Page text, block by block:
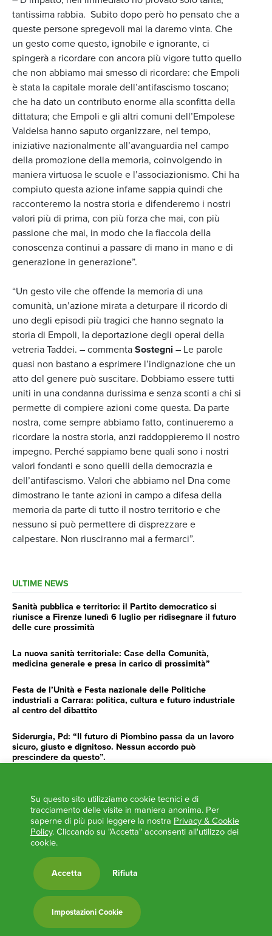
tantissima rabbia. Subito dopo però ho pensato che a
queste persone spregevoli mai la daremo vinta. Che
un gesto come questo, ignobile e ignorante, ci
spingerà a ricordare con ancora più vigore tutto quello
che non abbiamo mai smesso di ricordare: che Empoli
è stata la capitale morale dell’antifascismo toscano;
che ha dato un contributo enorme alla sconfitta della
dittatura; che Empoli e gli altri comuni dell’Empolese
Valdelsa hanno saputo organizzare, nel tempo,
iniziative nazionalmente all’avanguardia nel campo
della promozione della memoria, coinvolgendo in
maniera virtuosa le scuole e l’associazionismo. Chi ha
compiuto questa azione infame sappia quindi che
racconteremo la nostra storia e difenderemo i nostri
valori più di prima, con più forza che mai, con più
passione che mai, in modo che la fiaccola della
conoscenza continui a passare di mano in mano e di
generazione in generazione”.
“Un gesto vile che offende la memoria di una
comunità, un’azione mirata a deturpare il ricordo di
uno degli episodi più tragici che hanno segnato la
storia di Empoli, la deportazione degli operai della
vetreria Taddei. – commentaSostegni – Le parole
quasi non bastano a esprimere l’indignazione che un
atto del genere può suscitare. Dobbiamo essere tutti
uniti in una condanna durissima e senza sconti a chi si
permette di compiere azioni come questa. Da parte
nostra, come sempre abbiamo fatto, continueremo a
ricordare la nostra storia, anzi raddoppieremo il nostro
impegno. Perché sappiamo bene quali sono i nostri
valori fondanti e sono quelli della democrazia e
dell’antifascismo. Valori che abbiamo nel Dna come
dimostrano le tante azioni in campo a difesa della
memoria da parte di tutto il nostro territorio e che
nessuno si può permettere di disprezzare e
calpestare. Non riusciranno mai a fermarci”.
ULTIME NEWS
Sanità pubblica e territorio: il Partito democratico si
riunisce a Firenze lunedì 6 luglio per ridisegnare il futuro
delle cure prossimità
La nuova sanità territoriale: Case della Comunità,
medicina generale e presa in carico di prossimità”
Festa de l’Unità e Festa nazionale delle Politiche
industriali a Carrara: politica, cultura e futuro industriale
al centro del dibattito
Siderurgia, Pd: “Il futuro di Piombino passa da un lavoro
sicuro, giusto e dignitoso. Nessun accordo può
prescindere da questo”.
impegno e determinazione delle istituzioni”
AGENDA
‘ANCORA UNA VOLTA LA TOSCANA TRACCIA LA
L’ITALIA BOCCIATA DALL’UE
Feste Unità in Toscana 2024
Zone Logistiche Semplificate – Un’occasione da cogliere
Europa in Circolo. Venerdì primo incontro del Pd a
Viareggio
Su questo sito utilizziamo cookie tecnici e di
tracciamento delle visite in maniera anonima. Per
saperne di più puoi leggere la nostra Privacy & Cookie
Policy. Cliccando su "Accetta" acconsenti all'utilizzo dei
cookie.
Accetta Rifiuta
Impostazioni Cookie